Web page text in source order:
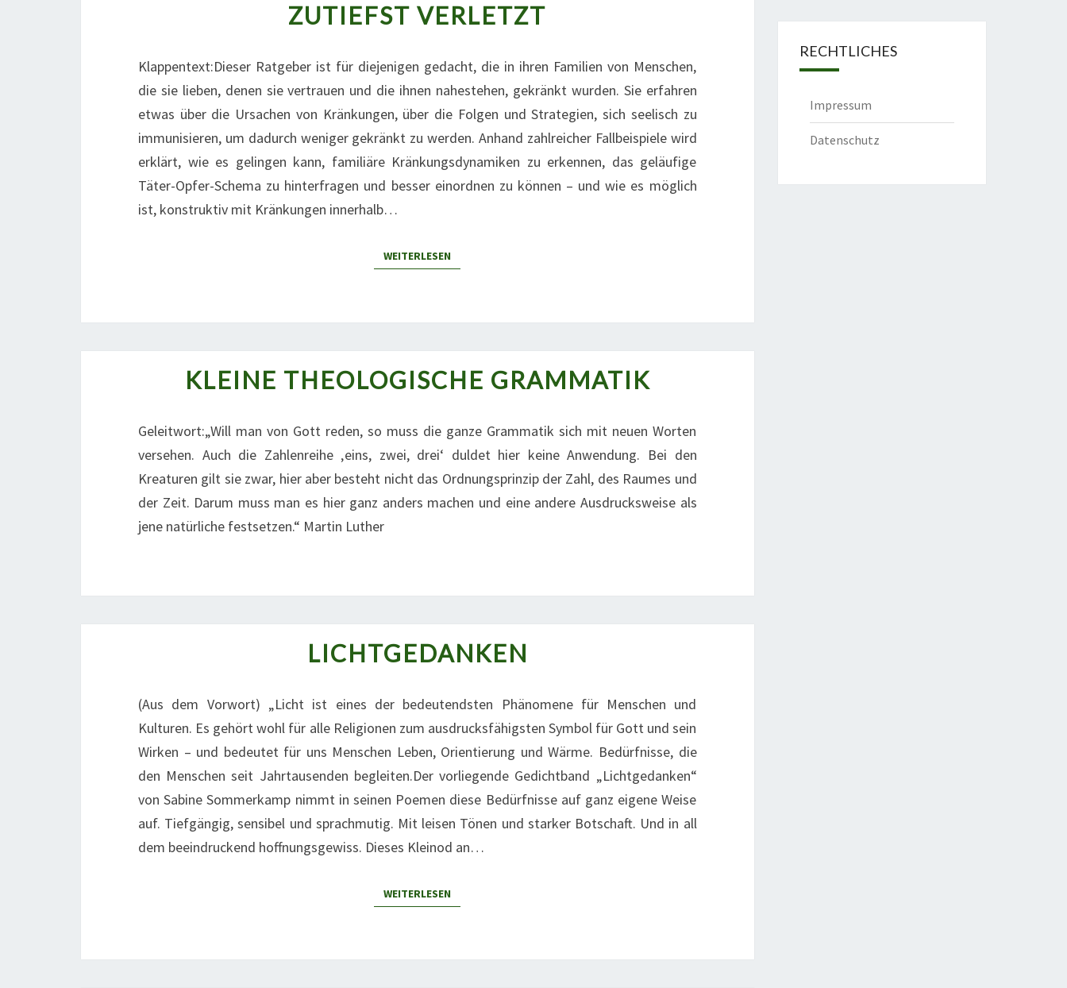
ZUTIEFST
ZUTIEFST VERLETZT
Klappentext:Dieser Ratgeber ist für diejenigen gedacht, die in ihren Familien von Menschen,
die sie lieben, denen sie vertrauen und die ihnen nahestehen, gekränkt wurden. Sie erfahren
etwas über die Ursachen von Kränkungen, über die Folgen und Strategien, sich seelisch zu
immunisieren, um dadurch weniger gekränkt zu werden. Anhand zahlreicher Fallbeispiele wird
erklärt, wie es gelingen kann, familiäre Kränkungsdynamiken zu erkennen, das geläufige
Täter-Opfer-Schema zu hinterfragen und besser einordnen zu können – und wie es möglich
ist, konstruktiv mit Kränkungen innerhalb…
WEITERLESEN
KLEINE
GRAMMATIK
KLEINE THEOLOGISCHE GRAMMATIK
Geleitwort:„Will man von Gott reden, so muss die ganze Grammatik sich mit neuen Worten
versehen. Auch die Zahlenreihe ‚eins, zwei, drei‘ duldet hier keine Anwendung. Bei den
Kreaturen gilt sie zwar, hier aber besteht nicht das Ordnungsprinzip der Zahl, des Raumes und
der Zeit. Darum muss man es hier ganz anders machen und eine andere Ausdrucksweise als
jene natürliche festsetzen.“ Martin Luther
LICHTGEDANKEN
LICHTGEDANKEN
(Aus dem Vorwort) „Licht ist eines der bedeutendsten Phänomene für Menschen und
Kulturen. Es gehört wohl für alle Religionen zum ausdrucksfähigsten Symbol für Gott und sein
Wirken – und bedeutet für uns Menschen Leben, Orientierung und Wärme. Bedürfnisse, die
den Menschen seit Jahrtausenden begleiten.Der vorliegende Gedichtband „Lichtgedanken“
von Sabine Sommerkamp nimmt in seinen Poemen diese Bedürfnisse auf ganz eigene Weise
auf. Tiefgängig, sensibel und sprachmutig. Mit leisen Tönen und starker Botschaft. Und in all
dem beeindruckend hoffnungsgewiss. Dieses Kleinod an…
WEITERLESEN
RECHTLICHES
Impressum
Datenschutz